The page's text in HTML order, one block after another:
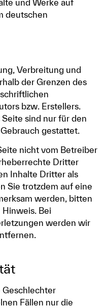
und Werke auf
deutschen
Verbreitung und
der Grenzen des
bzw. Erstellers.
sind nur für den
gestattet.
nicht vom Betreiber
Dritter
Inhalte Dritter als
Sie trotzdem auf eine
werden, bitten
Bei
werden wir
Geschlechter
Fällen nur die